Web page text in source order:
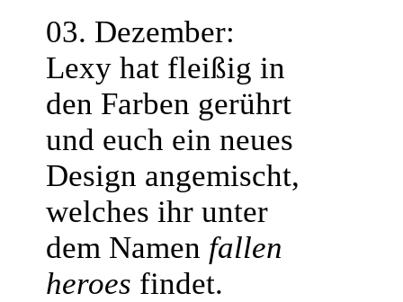
03. Dezember:
Lexy hat fleißig in
den Farben gerührt
und euch ein neues
Design angemischt,
welches ihr unter
dem Namen fallen
heroes findet.